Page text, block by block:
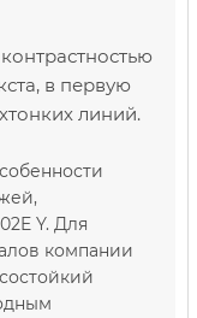
в первую
линий.
Y. Для
компании